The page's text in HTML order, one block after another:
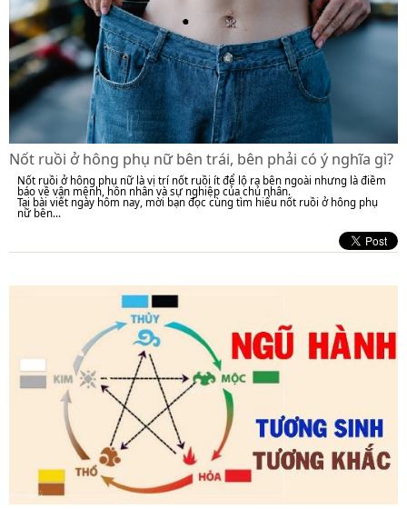
Nốt ruồi ở hông phụ nữ bên trái, bên phải có ý nghĩa gì?
Nốt ruồi ở hông phụ nữ là vị trí nốt ruồi ít để lộ ra bên ngoài nhưng là điềm
báo về vận mệnh, hôn nhân và sự nghiệp của chủ nhân.
Tại bài viết ngày hôm nay, mời bạn đọc cùng tìm hiểu nốt ruồi ở hông phụ
nữ bên...